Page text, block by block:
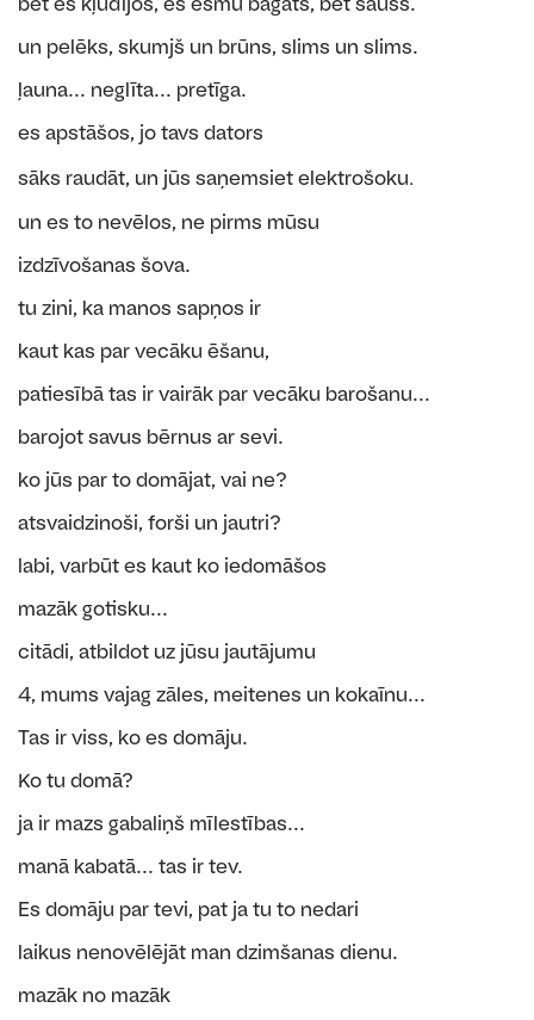
un pelēks, skumjš un brūns, slims un slims.
ļauna... neglīta... pretīga.
es apstāšos, jo tavs dators
sāks raudāt, un jūs saņemsiet elektrošoku.
un es to nevēlos, ne pirms mūsu
izdzīvošanas šova.
tu zini, ka manos sapņos ir
kaut kas par vecāku ēšanu,
patiesībā tas ir vairāk par vecāku barošanu...
barojot savus bērnus ar sevi.
ko jūs par to domājat, vai ne?
atsvaidzinoši, forši un jautri?
labi, varbūt es kaut ko iedomāšos
mazāk gotisku...
citādi, atbildot uz jūsu jautājumu
4, mums vajag zāles, meitenes un kokaīnu...
Tas ir viss, ko es domāju.
Ko tu domā?
ja ir mazs gabaliņš mīlestības...
manā kabatā... tas ir tev.
Es domāju par tevi, pat ja tu to nedari
laikus nenovēlējāt man dzimšanas dienu.
mazāk no mazāk